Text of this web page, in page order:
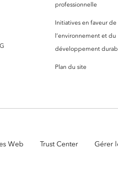
professionnelle
Initiatives en faveur de
l’environnement et du
développement
Plan du site
Web Trust Center Gérer